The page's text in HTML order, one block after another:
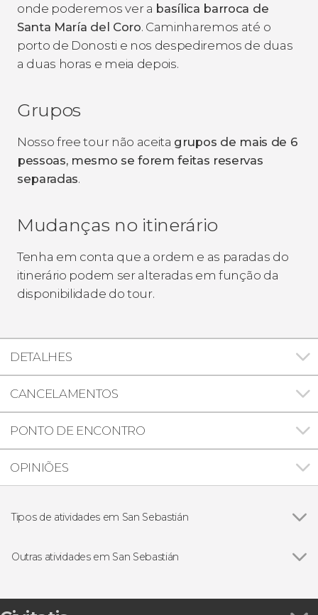
onde poderemos ver a basílica barroca de
Santa María del Coro. Caminharemos até o
porto de Donosti e nos despediremos de duas
a duas horas e meia depois.
Grupos
Nosso free tour não aceita grupos de mais de 6
pessoas, mesmo se forem feitas reservas
separadas.
Mudanças no itinerário
Tenha em conta que a ordem e as paradas do
itinerário podem ser alteradas em função da
disponibilidade do tour.
DETALHES
CANCELAMENTOS
PONTO DE ENCONTRO
OPINIÕES
Tipos de atividades em San Sebastián
Free Tour
Outras atividades em San Sebastián
Tour de bicicleta por San Sebastián